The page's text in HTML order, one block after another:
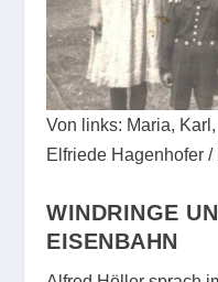
Von links: Maria,
Elfriede Hagenhofer
WINDRINGE
EISENBAHN